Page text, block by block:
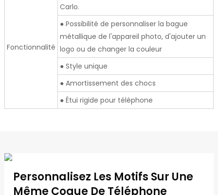
Fonctionnalité
Carlo.
● Possibilité de personnaliser la bague
métallique de l'appareil photo, d'ajouter un
logo ou de changer la couleur
● Style unique
● Amortissement des chocs
● Étui rigide pour téléphone
Personnalisez Les Motifs Sur Une
Même Coque De Téléphone